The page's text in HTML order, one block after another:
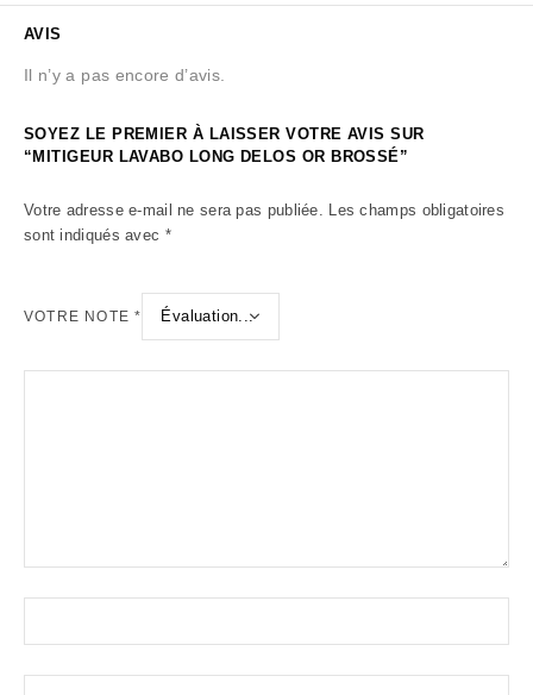
AVIS
Il n’y a pas encore d’avis.
SOYEZ LE PREMIER À LAISSER VOTRE AVIS SUR
“MITIGEUR LAVABO LONG DELOS OR BROSSÉ”
Votre adresse e-mail ne sera pas publiée. Les champs obligatoires
sont indiqués avec *
VOTRE NOTE*